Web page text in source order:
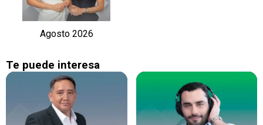
Agosto 2026
Te puede interesa